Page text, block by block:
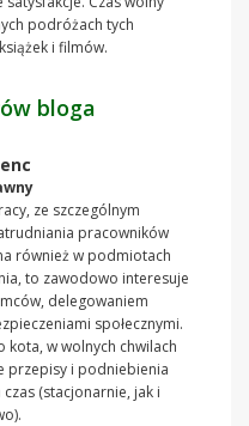
podróżach tych
i filmów.
bloga
ze szczególnym
pracowników
również w podmiotach
to zawodowo interesuje
delegowaniem
społecznymi.
kota, w wolnych chwilach
przepisy i podniebienia
(stacjonarnie, jak i